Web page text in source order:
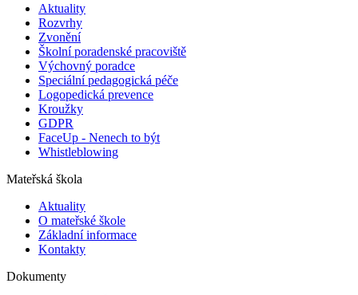
Aktuality
Rozvrhy
Zvonění
Školní poradenské pracoviště
Výchovný poradce
Speciální pedagogická péče
Logopedická prevence
Kroužky
GDPR
FaceUp - Nenech to být
Whistleblowing
Mateřská škola
Aktuality
O mateřské škole
Základní informace
Kontakty
Dokumenty